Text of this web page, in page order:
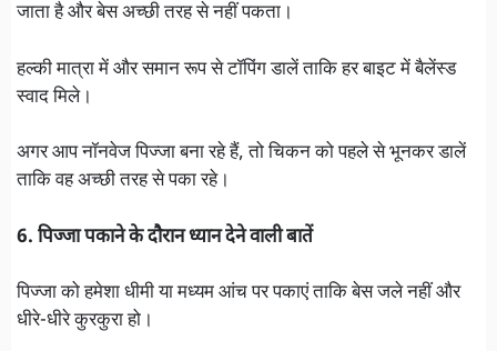
जाता है और बेस अच्छी तरह से नहीं पकता।
हल्की मात्रा में और समान रूप से टॉपिंग डालें ताकि हर बाइट में बैलेंस्ड
स्वाद मिले।
अगर आप नॉनवेज पिज्जा बना रहे हैं, तो चिकन को पहले से भूनकर डालें
ताकि वह अच्छी तरह से पका रहे।
6. पिज्जा पकाने के दौरान ध्यान देने वाली बातें
पिज्जा को हमेशा धीमी या मध्यम आंच पर पकाएं ताकि बेस जले नहीं और
धीरे-धीरे कुरकुरा हो।